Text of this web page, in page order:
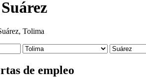
Tolima
de empleo